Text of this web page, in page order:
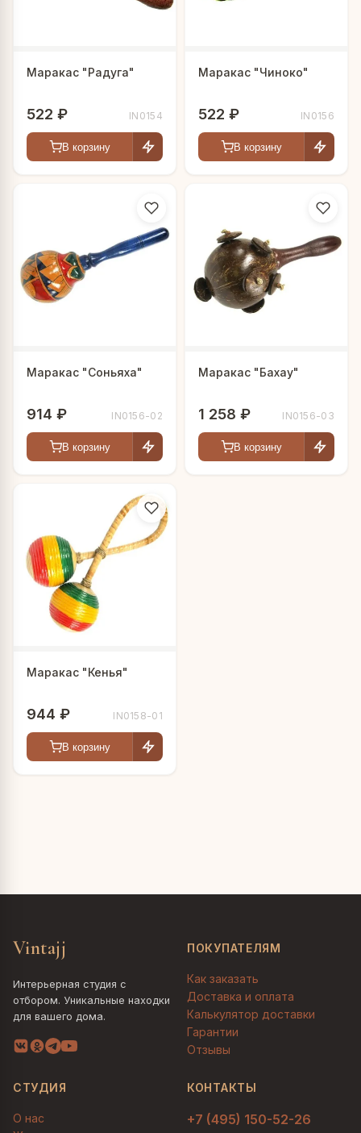
Маракас "Радуга"
522 ₽ IN0154
В корзину
Маракас "Чиноко"
522 ₽ IN0156
В корзину
Маракас "Соньяха"
914 ₽ IN0156-02
В корзину
Маракас "Бахау"
1 258 ₽ IN0156-03
В корзину
Маракас "Кенья"
944 ₽ IN0158-01
В корзину
Vintajj
Интерьерная студия с
отбором. Уникальные находки
для вашего дома.
ПОКУПАТЕЛЯМ
Как заказать
Доставка и оплата
Калькулятор доставки
Гарантии
Отзывы
СТУДИЯ
О нас
КОНТАКТЫ
+7 (495) 150-52-26